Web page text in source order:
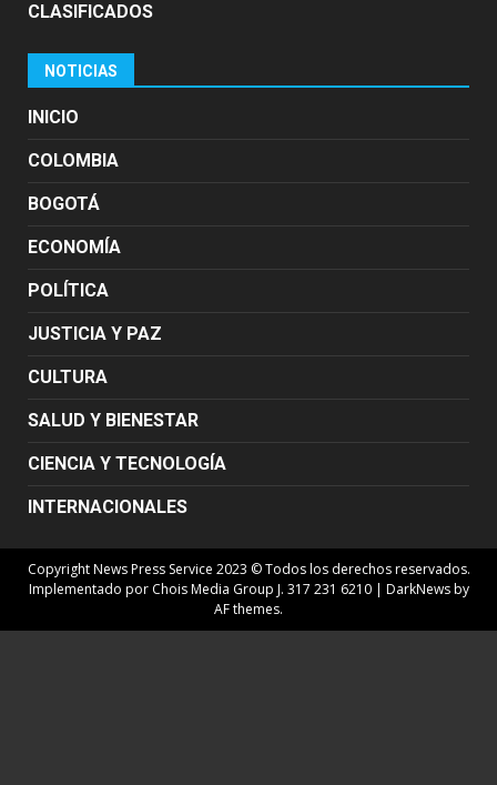
CLASIFICADOS
NOTICIAS
INICIO
COLOMBIA
BOGOTÁ
ECONOMÍA
POLÍTICA
JUSTICIA Y PAZ
CULTURA
SALUD Y BIENESTAR
CIENCIA Y TECNOLOGÍA
INTERNACIONALES
Copyright News Press Service 2023 © Todos los derechos reservados.
Implementado por Chois Media Group J. 317 231 6210 | DarkNewsby
AF themes.